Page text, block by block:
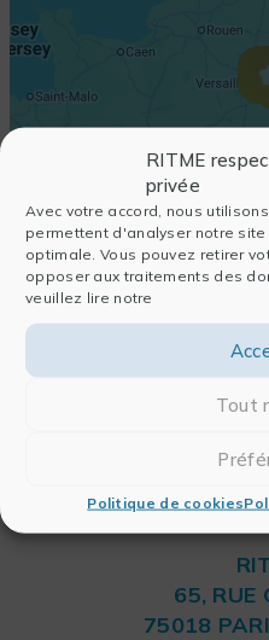
RITME
privée
Avec votre accord, nous
permettent d'analyser notre
optimale. Vous pouvez retirer
opposer aux traitements des
veuillez lire notre
Tout
Politique de cookies
65, RUE
75018